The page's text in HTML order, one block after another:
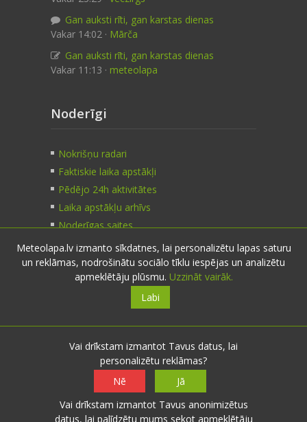
Gan auksti rīti, gan karstas dienas
Vakar 14:02 · Mārča
Gan auksti rīti, gan karstas dienas
Vakar 11:13 · meteolapa
Noderīgi
Nokrišņu radari
Faktiskie laika apstākļi
Pēdējo 24h aktivitātes
Laika apstākļu arhīvs
Noderīgas saites
Kontakti
nosūti ziņu
Seko mums
Meteolapa.lv izmanto sīkdatnes, lai personalizētu lapas saturu
un reklāmas, nodrošinātu sociālo tīklu iespējas un analizētu
apmeklētāju plūsmu. Uzzināt vairāk.
Labi
Vai drīkstam izmantot Tavus datus, lai
personalizētu reklāmas?
Nē
Jā
Vai drīkstam izmantot Tavus anonimizētus
datus, lai palīdzētu mums sekot apmeklētāju